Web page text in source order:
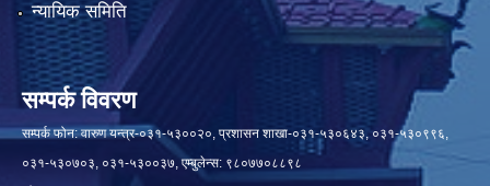
न्यायिक समिति
सम्पर्क विवरण
सम्पर्क फोन: वारुण यन्त्र-०३१-५३००२०, प्रशासन शाखा-०३१-५३०६४३, ०३१-५३०९९६,
०३१-५३०७०३, ०३१-५३००३७, एम्बुलेन्स: ९८०७७०८८९८